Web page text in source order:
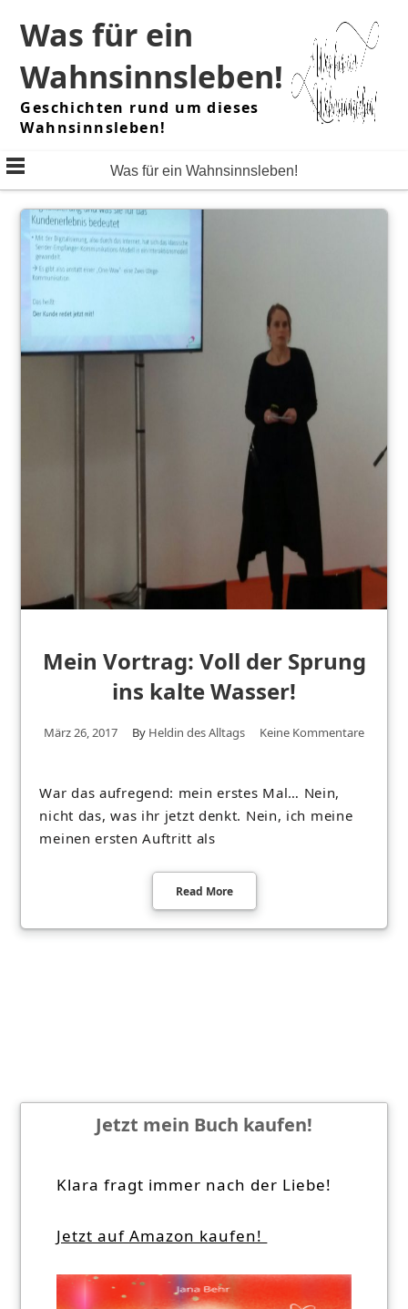
content
Was für ein
Wahnsinnsleben!
Geschichten rund um dieses
Wahnsinnsleben!
Was für ein Wahnsinnsleben!
Mein Vortrag: Voll der Sprung
ins kalte Wasser!
März 26, 2017 By Heldin des Alltags Keine Kommentare
War das aufregend: mein erstes Mal… Nein,
nicht das, was ihr jetzt denkt. Nein, ich meine
meinen ersten Auftritt als
Read More
Jetzt mein Buch kaufen!
Klara fragt immer nach der Liebe!
Jetzt auf Amazon kaufen!